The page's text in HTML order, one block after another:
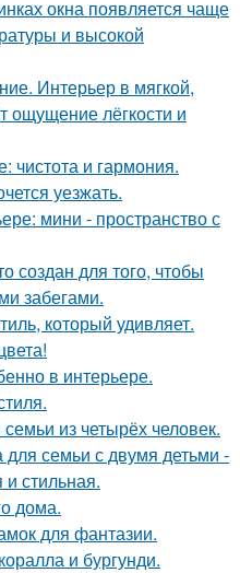
окна появляется чаще
и высокой
Интерьер в мягкой,
ощущение лёгкости и
чистота и гармония.
уезжать.
мини - пространство с
создан для того, чтобы
забегами.
который удивляет.
в интерьере.
из четырёх человек.
для семьи с двумя детьми -
стильная.
дома.
для фантазии.
и бургунди.